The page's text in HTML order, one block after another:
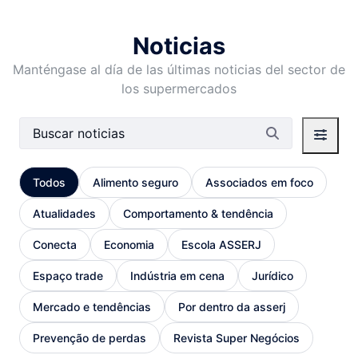
Noticias
Manténgase al día de las últimas noticias del sector de
los supermercados
Barra de búsqueda
Todos Alimento seguro Associados em foco
Atualidades Comportamento & tendência
Conecta Economia Escola ASSERJ
Espaço trade Indústria em cena Jurídico
Mercado e tendências Por dentro da asserj
Prevenção de perdas Revista Super Negócios